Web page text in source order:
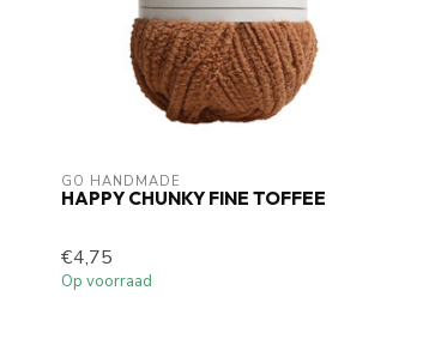
GO HANDMADE
HAPPY CHUNKY FINE TOFFEE
€4,75
Op voorraad